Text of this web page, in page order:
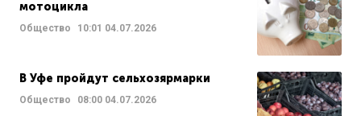
мотоцикла
Общество 10:01 04.07.2026
В Уфе пройдут сельхозярмарки
Общество 08:00 04.07.2026